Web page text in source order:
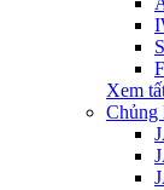
Xem
Chủng